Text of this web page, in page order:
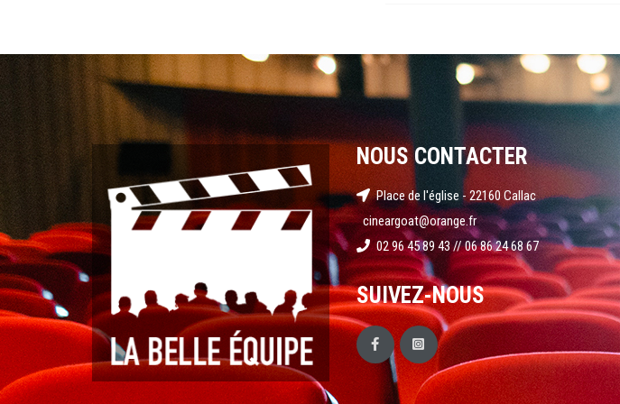
NOUS CONTACTER
Place de l'église - 22160 Callac
cineargoat@orange.fr
02 96 45 89 43 // 06 86 24 68 67
SUIVEZ-NOUS